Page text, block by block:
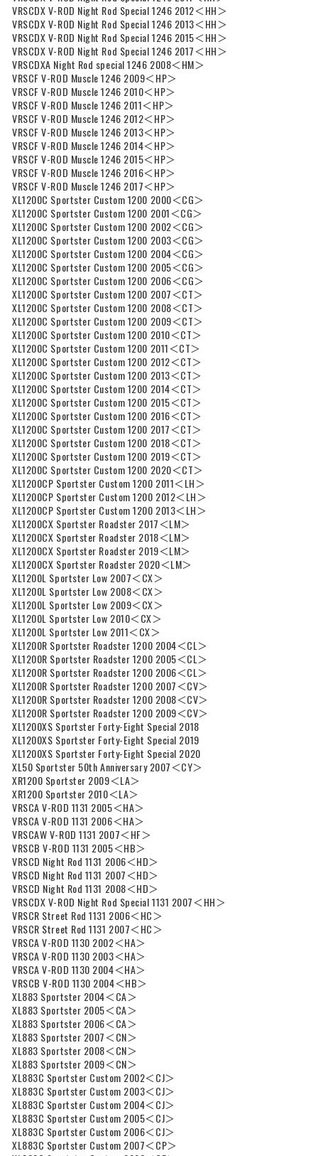
VRSCDX V-ROD Night Rod Special 1246 2012＜HH＞
VRSCDX V-ROD Night Rod Special 1246 2013＜HH＞
VRSCDX V-ROD Night Rod Special 1246 2015＜HH＞
VRSCDX V-ROD Night Rod Special 1246 2017＜HH＞
VRSCDXA Night Rod special 1246 2008＜HM＞
VRSCF V-ROD Muscle 1246 2009＜HP＞
VRSCF V-ROD Muscle 1246 2010＜HP＞
VRSCF V-ROD Muscle 1246 2011＜HP＞
VRSCF V-ROD Muscle 1246 2012＜HP＞
VRSCF V-ROD Muscle 1246 2013＜HP＞
VRSCF V-ROD Muscle 1246 2014＜HP＞
VRSCF V-ROD Muscle 1246 2015＜HP＞
VRSCF V-ROD Muscle 1246 2016＜HP＞
VRSCF V-ROD Muscle 1246 2017＜HP＞
XL1200C Sportster Custom 1200 2000＜CG＞
XL1200C Sportster Custom 1200 2001＜CG＞
XL1200C Sportster Custom 1200 2002＜CG＞
XL1200C Sportster Custom 1200 2003＜CG＞
XL1200C Sportster Custom 1200 2004＜CG＞
XL1200C Sportster Custom 1200 2005＜CG＞
XL1200C Sportster Custom 1200 2006＜CG＞
XL1200C Sportster Custom 1200 2007＜CT＞
XL1200C Sportster Custom 1200 2008＜CT＞
XL1200C Sportster Custom 1200 2009＜CT＞
XL1200C Sportster Custom 1200 2010＜CT＞
XL1200C Sportster Custom 1200 2011＜CT＞
XL1200C Sportster Custom 1200 2012＜CT＞
XL1200C Sportster Custom 1200 2013＜CT＞
XL1200C Sportster Custom 1200 2014＜CT＞
XL1200C Sportster Custom 1200 2015＜CT＞
XL1200C Sportster Custom 1200 2016＜CT＞
XL1200C Sportster Custom 1200 2017＜CT＞
XL1200C Sportster Custom 1200 2018＜CT＞
XL1200C Sportster Custom 1200 2019＜CT＞
XL1200C Sportster Custom 1200 2020＜CT＞
XL1200CP Sportster Custom 1200 2011＜LH＞
XL1200CP Sportster Custom 1200 2012＜LH＞
XL1200CP Sportster Custom 1200 2013＜LH＞
XL1200CX Sportster Roadster 2017＜LM＞
XL1200CX Sportster Roadster 2018＜LM＞
XL1200CX Sportster Roadster 2019＜LM＞
XL1200CX Sportster Roadster 2020＜LM＞
XL1200L Sportster Low 2007＜CX＞
XL1200L Sportster Low 2008＜CX＞
XL1200L Sportster Low 2009＜CX＞
XL1200L Sportster Low 2010＜CX＞
XL1200L Sportster Low 2011＜CX＞
XL1200R Sportster Roadster 1200 2004＜CL＞
XL1200R Sportster Roadster 1200 2005＜CL＞
XL1200R Sportster Roadster 1200 2006＜CL＞
XL1200R Sportster Roadster 1200 2007＜CV＞
XL1200R Sportster Roadster 1200 2008＜CV＞
XL1200R Sportster Roadster 1200 2009＜CV＞
XL1200XS Sportster Forty-Eight Special 2018
XL1200XS Sportster Forty-Eight Special 2019
XL1200XS Sportster Forty-Eight Special 2020
XL50 Sportster 50th Anniversary 2007＜CY＞
XR1200 Sportster 2009＜LA＞
XR1200 Sportster 2010＜LA＞
VRSCA V-ROD 1131 2005＜HA＞
VRSCA V-ROD 1131 2006＜HA＞
VRSCAW V-ROD 1131 2007＜HF＞
VRSCB V-ROD 1131 2005＜HB＞
VRSCD Night Rod 1131 2006＜HD＞
VRSCD Night Rod 1131 2007＜HD＞
VRSCD Night Rod 1131 2008＜HD＞
VRSCDX V-ROD Night Rod Special 1131 2007＜HH＞
VRSCR Street Rod 1131 2006＜HC＞
VRSCR Street Rod 1131 2007＜HC＞
VRSCA V-ROD 1130 2002＜HA＞
VRSCA V-ROD 1130 2003＜HA＞
VRSCA V-ROD 1130 2004＜HA＞
VRSCB V-ROD 1130 2004＜HB＞
XL883 Sportster 2004＜CA＞
XL883 Sportster 2005＜CA＞
XL883 Sportster 2006＜CA＞
XL883 Sportster 2007＜CN＞
XL883 Sportster 2008＜CN＞
XL883 Sportster 2009＜CN＞
XL883C Sportster Custom 2002＜CJ＞
XL883C Sportster Custom 2003＜CJ＞
XL883C Sportster Custom 2004＜CJ＞
XL883C Sportster Custom 2005＜CJ＞
XL883C Sportster Custom 2006＜CJ＞
XL883C Sportster Custom 2007＜CP＞